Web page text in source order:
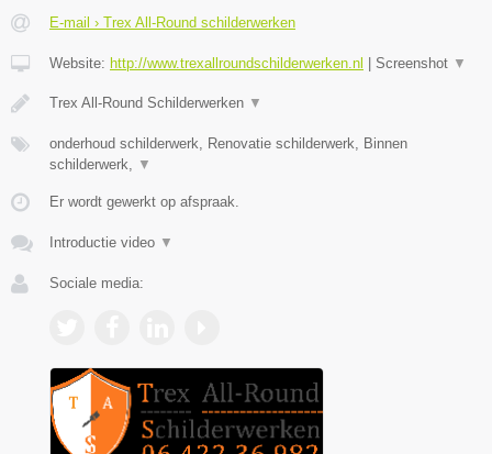
E-mail › Trex All-Round schilderwerken
Website: http://www.trexallroundschilderwerken.nl | Screenshot ▼
Trex All-Round Schilderwerken ▼
onderhoud schilderwerk, Renovatie schilderwerk, Binnen
schilderwerk,
▼
Er wordt gewerkt op afspraak.
Introductie video ▼
Sociale media: